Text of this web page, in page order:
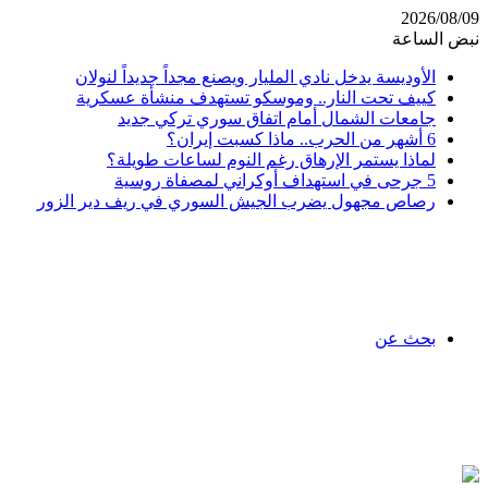
2026/08/09
نبض الساعة
الأوديسة يدخل نادي المليار ويصنع مجداً جديداً لنولان
كييف تحت النار.. وموسكو تستهدف منشأة عسكرية
جامعات الشمال أمام اتفاق سوري تركي جديد
6 أشهر من الحرب.. ماذا كسبت إيران؟
لماذا يستمر الإرهاق رغم النوم لساعات طويلة؟
5 جرحى في استهداف أوكراني لمصفاة روسية
رصاص مجهول يضرب الجيش السوري في ريف دير الزور
بحث عن